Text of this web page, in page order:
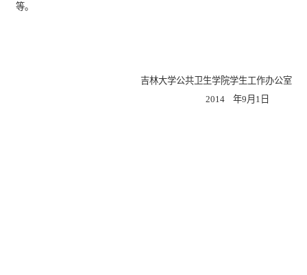
等。
吉林大学公共卫生学院学生工作办公室
2014
年9月1日